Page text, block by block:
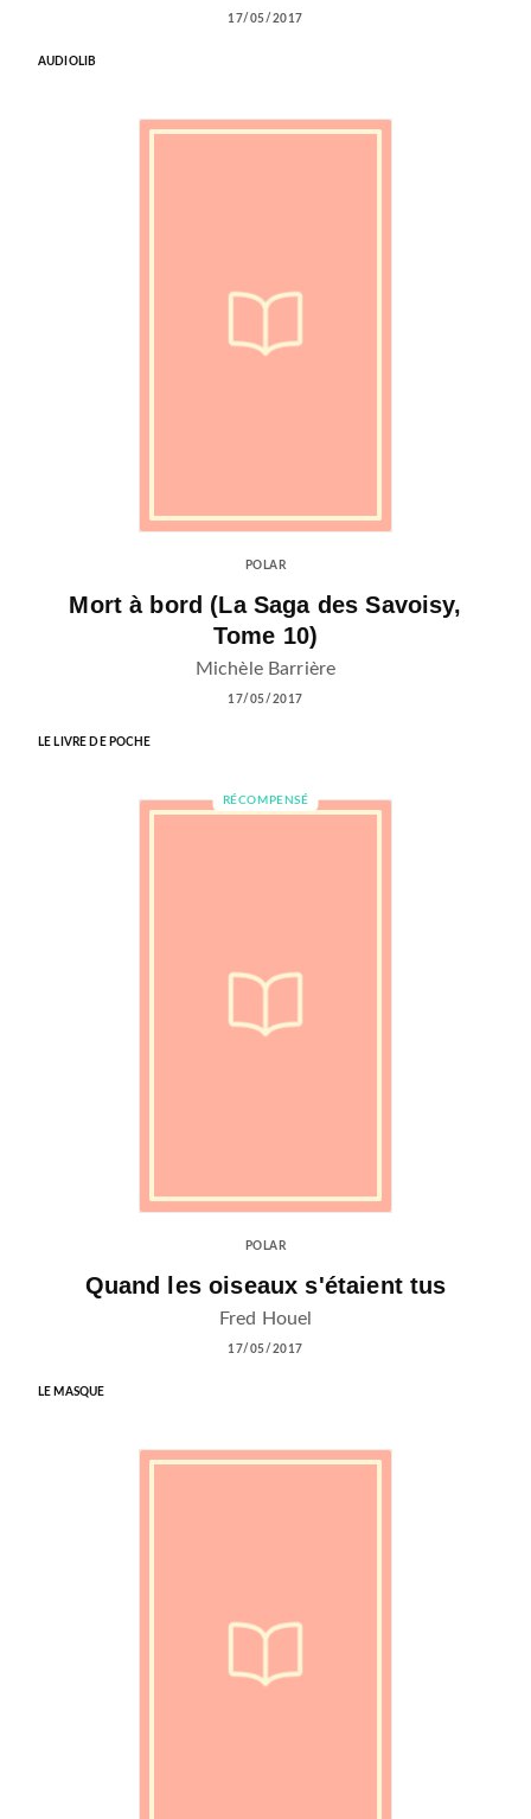
17/05/2017
AUDIOLIB
POLAR
Mort à bord (La Saga des Savoisy,
Tome 10)
Michèle Barrière
17/05/2017
LE LIVRE DE POCHE
RÉCOMPENSÉ
POLAR
Quand les oiseaux s'étaient tus
Fred Houel
17/05/2017
LE MASQUE